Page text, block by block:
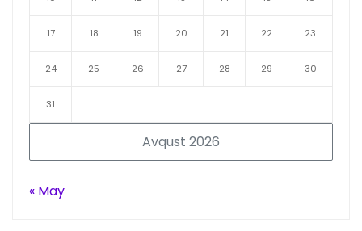
Avqust 2026
17 18 19 20 21 22 23
24 25 26 27 28 29 30
31
« May